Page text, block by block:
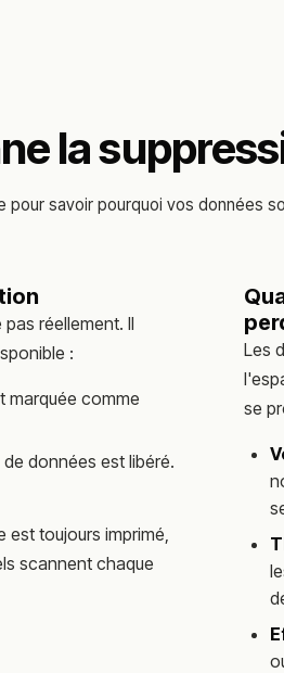
la
pour savoir pourquoi vos données
réellement. Il
:
marquée comme
données est libéré.
est toujours imprimé,
scannent chaque
Les
se